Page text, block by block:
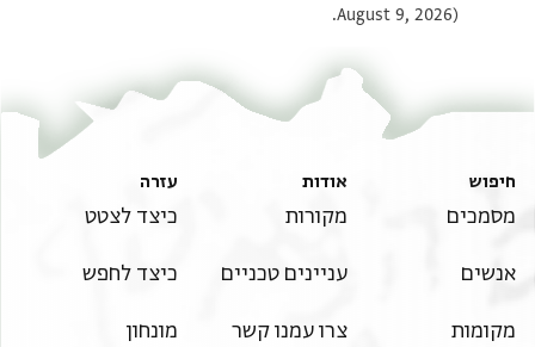
August 9, 2026).
חיפוש
מסמכים
אנשים
מקומות
אודות
מקורות
עניינים טכניים
צרו עמנו קשר
עזרה
כיצד לצטט
כיצד לחפש
מונחון